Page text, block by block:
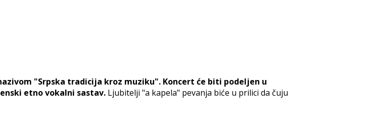
"Srpska tradicija kroz muziku". Koncert će biti podeljen u
etno vokalni sastav. Ljubitelji "a kapela" pevanja biće u prilici da čuju